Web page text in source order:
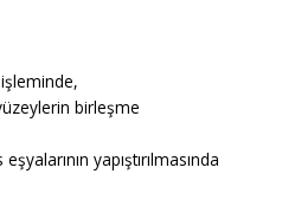
birleşme
yapıştırılmasında